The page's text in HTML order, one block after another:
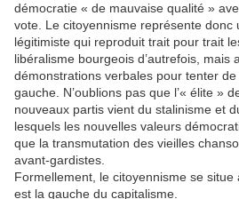
démocratie « de mauvaise qualité »
vote. Le citoyennisme représente donc
légitimiste qui reproduit trait pour trait
libéralisme bourgeois d’autrefois, mais
démonstrations verbales pour tenter
gauche. N’oublions pas que l’« élite »
nouveaux partis vient du stalinisme et
lesquels les nouvelles valeurs
que la transmutation des vieilles
avant-gardistes.
Formellement, le citoyennisme se
est la gauche du capitalisme.